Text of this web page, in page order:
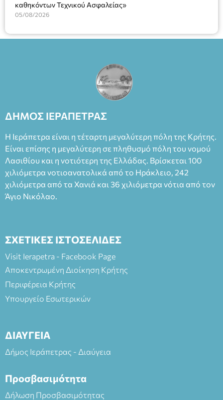
καθηκόντων Τεχνικού Ασφαλείας»
05/08/2026
ΔΗΜΟΣ ΙΕΡΑΠΕΤΡΑΣ
Η Ιεράπετρα είναι η τέταρτη μεγαλύτερη πόλη της Κρήτης.
Είναι επίσης η μεγαλύτερη σε πληθυσμό πόλη του νομού
Λασιθίου και η νοτιότερη της Ελλάδας. Βρίσκεται 100
χιλιόμετρα νοτιοανατολικά από το Ηράκλειο, 242
χιλιόμετρα από τα Χανιά και 36 χιλιόμετρα νότια από τον
Άγιο Νικόλαο.
ΣΧΕΤΙΚΕΣ ΙΣΤΟΣΕΛΙΔΕΣ
Visit Ierapetra - Facebook Page
Αποκεντρωμένη Διοίκηση Κρήτης
Περιφέρεια Κρήτης
Υπουργείο Εσωτερικών
ΔΙΑΥΓΕΙΑ
Δήμος Ιεράπετρας - Διαύγεια
Προσβασιμότητα
Δήλωση Προσβασιμότητας